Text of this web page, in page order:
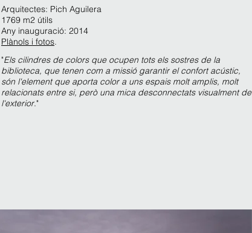
Arquitectes: Pich Aguilera
1769 m2 útils
Any inauguració: 2014
Plànols i fotos.
"Els cilindres de colors que ocupen tots els sostres de la
biblioteca, que tenen com a missió garantir el confort acústic,
són l'element que aporta color a uns espais molt amplis, molt
relacionats entre si, però una mica desconnectats visualment de
l'exterior."